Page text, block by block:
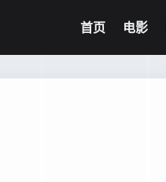
首页 电影